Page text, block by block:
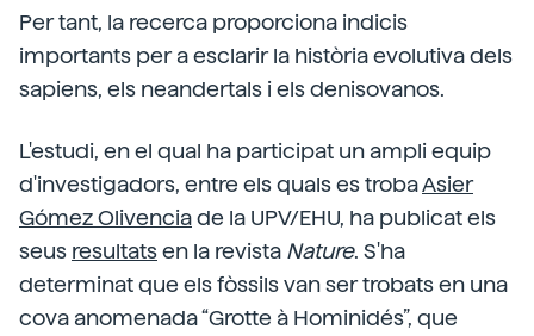
Per tant, la recerca proporciona indicis
importants per a esclarir la història evolutiva dels
sapiens, els neandertals i els denisovanos.
L'estudi, en el qual ha participat un ampli equip
d'investigadors, entre els quals es trobaAsier
Gómez Olivenciade la UPV/EHU, ha publicat els
seus resultatsen la revista Nature. S'ha
determinat que els fòssils van ser trobats en una
cova anomenada “Grotte à Hominidés”, que